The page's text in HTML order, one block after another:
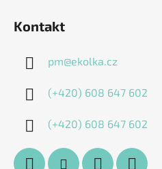
Kontakt
pm@ekolka.cz
(+420) 608 647 602
(+420) 608 647 602